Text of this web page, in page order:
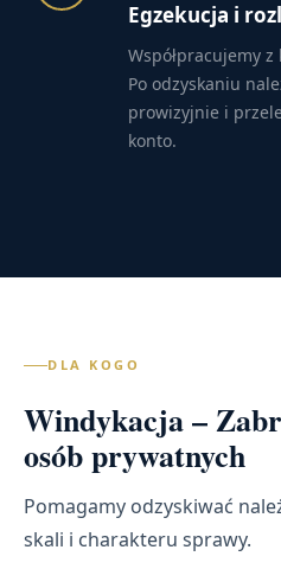
Egzekucja i
Współpracujemy
Po odzyskaniu
prowizyjnie i
konto.
DLA KOGO
Windykacja –
osób prywatnych
Pomagamy odzyskiwać
skali i charakteru sprawy.